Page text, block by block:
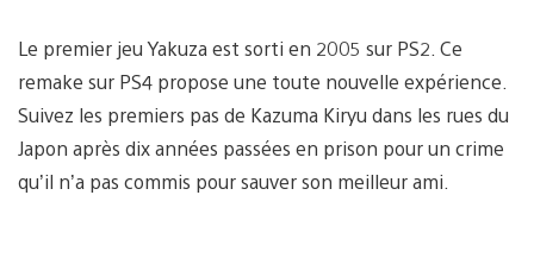
Le premier jeu Yakuza est sorti en 2005 sur PS2. Ce
remake sur PS4 propose une toute nouvelle expérience.
Suivez les premiers pas de Kazuma Kiryu dans les rues du
Japon après dix années passées en prison pour un crime
qu’il n’a pas commis pour sauver son meilleur ami.